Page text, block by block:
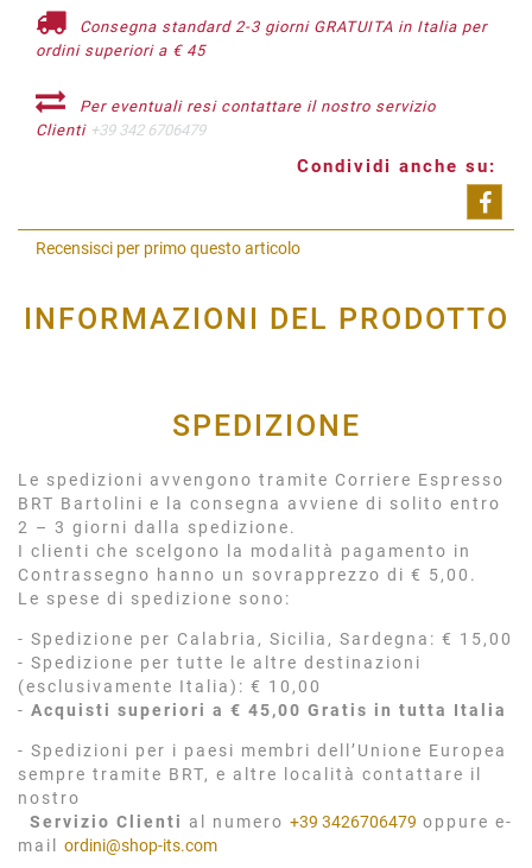
Consegna standard 2-3 giorni GRATUITA in Italia per
ordini superiori a € 45
Per eventuali resi contattare il nostro servizio
Clienti +39 342 6706479
Condividi anche su:
Recensisci per primo questo articolo
INFORMAZIONI DEL PRODOTTO
SPEDIZIONE
Le spedizioni avvengono tramite Corriere Espresso
BRT Bartolini e la consegna avviene di solito entro
2 – 3 giorni dalla spedizione.
I clienti che scelgono la modalità pagamento in
Contrassegno hanno un sovrapprezzo di € 5,00.
Le spese di spedizione sono:
- Spedizione per Calabria, Sicilia, Sardegna: € 15,00
- Spedizione per tutte le altre destinazioni
(esclusivamente Italia): € 10,00
- Acquisti superiori a € 45,00 Gratis in tutta Italia
- Spedizioni per i paesi membri dell’Unione Europea
sempre tramite BRT, e altre località contattare il
nostro
Servizio Clienti al numero +39 3426706479 oppure e-
mail ordini@shop-its.com